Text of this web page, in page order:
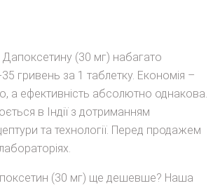
Дапоксетину (30 мг) набагато
гривень за 1 таблетку. Економія –
а ефективність абсолютно однакова.
в Індії з дотриманням
та технології. Перед продажем
(30 мг) ще дешевше? Наша